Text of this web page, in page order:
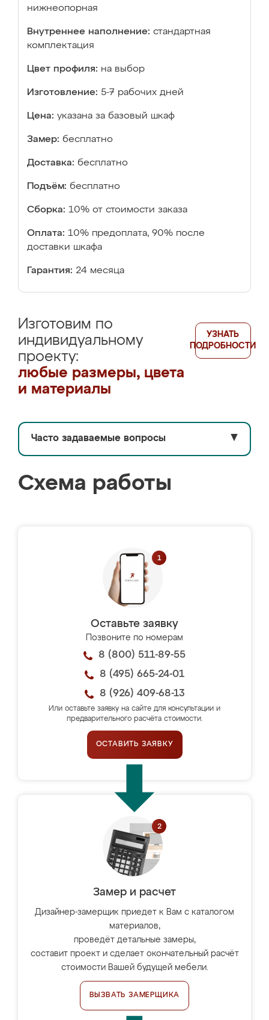
нижнеопорная
Внутреннее наполнение: стандартная
комплектация
Цвет профиля: на выбор
Изготовление: 5-7 рабочих дней
Цена: указана за базовый шкаф
Замер: бесплатно
Доставка: бесплатно
Подъём: бесплатно
Сборка: 10% от стоимости заказа
Оплата: 10% предоплата, 90% после
доставки шкафа
Гарантия: 24 месяца
Изготовим по
индивидуальному
проекту:
любые размеры, цвета
и материалы
УЗНАТЬ
ПОДРОБНОСТИ
Часто задаваемые вопросы ▼
Схема работы
Оставьте заявку
Позвоните по номерам
8 (800) 511-89-55
8 (495) 665-24-01
8 (926) 409-68-13
Или оставьте заявку на сайте для консультации и
предварительного расчёта стоимости.
ОСТАВИТЬ ЗАЯВКУ
Замер и расчет
Дизайнер-замерщик приедет к Вам с каталогом
материалов,
проведёт детальные замеры,
составит проект и сделает окончательный расчёт
стоимости Вашей будущей мебели.
ВЫЗВАТЬ ЗАМЕРЩИКА